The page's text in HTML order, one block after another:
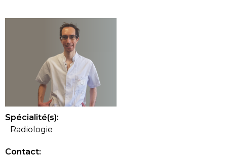
Spécialité(s):
Radiologie
Contact: